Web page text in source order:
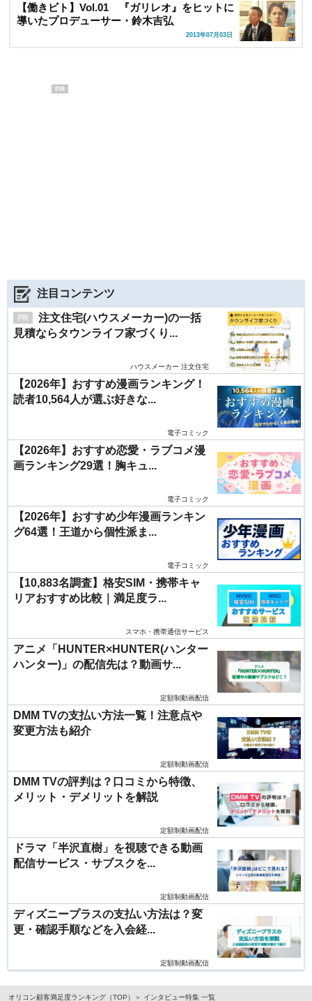
【働きビト】Vol.01 『ガリレオ』をヒットに
導いたプロデューサー・鈴木吉弘
2013年07月03日
PR
注目コンテンツ
注文住宅(ハウスメーカー)の一括
見積ならタウンライフ家づくり...
ハウスメーカー 注文住宅
【2026年】おすすめ漫画ランキング！
読者10,564人が選ぶ好きな...
電子コミック
【2026年】おすすめ恋愛・ラブコメ漫
画ランキング29選！胸キュ...
電子コミック
【2026年】おすすめ少年漫画ランキン
グ64選！王道から個性派ま...
電子コミック
【10,883名調査】格安SIM・携帯キャ
リアおすすめ比較｜満足度ラ...
スマホ・携帯通信サービス
アニメ「HUNTER×HUNTER(ハンター
ハンター)」の配信先は？動画サ...
定額制動画配信
DMM TVの支払い方法一覧！注意点や
変更方法も紹介
定額制動画配信
DMM TVの評判は？口コミから特徴、
メリット・デメリットを解説
定額制動画配信
ドラマ「半沢直樹」を視聴できる動画
配信サービス・サブスクを...
定額制動画配信
ディズニープラスの支払い方法は？変
更・確認手順などを入会経...
定額制動画配信
オリコン顧客満足度ランキング（TOP） インタビュー特集 一覧